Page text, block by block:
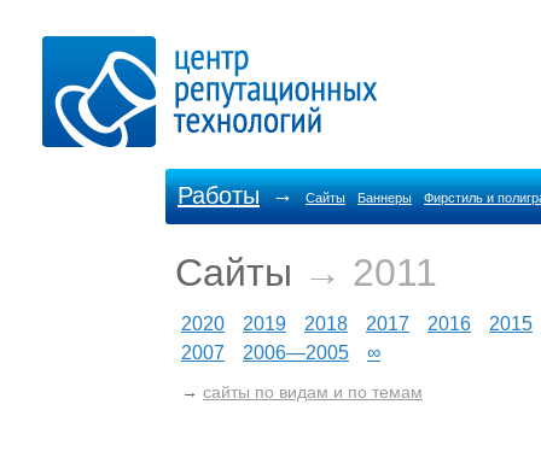
Работы → Сайты Баннеры Фирстиль и
Сайты → 2011
2020 2019 2018 2017 2016
2015
2007
2006—2005 ∞
→ сайты по видам и по темам